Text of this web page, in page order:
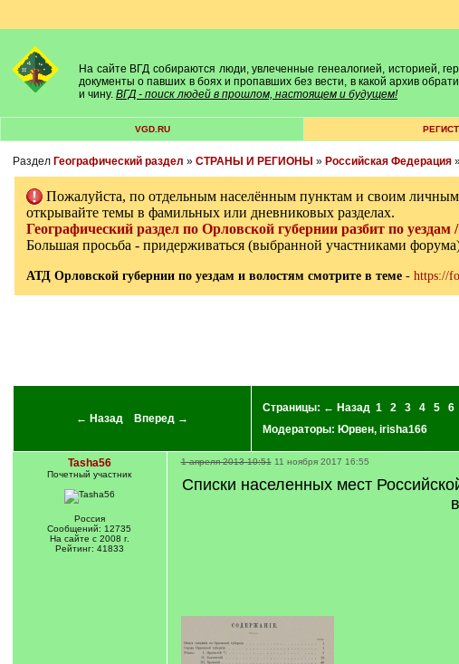
На сайте ВГД собираются люди, увлеченные генеалогией, историей,
документы о павших в боях и пропавших без вести, в какой архив
и чину. ВГД - поиск людей в прошлом, настоящем и будущем!
VGD.RU
Раздел Географический раздел » СТРАНЫ И РЕГИОНЫ » Российская Федерация
Пожалуйста, по отдельным населённым пунктам и своим
открывайте темы в фамильных или дневниковых разделах.
Географический раздел по Орловской губернии разбит по уездам
Большая просьба - придерживаться (выбранной участниками
АТД Орловской губернии по уездам и волостям смотрите в теме- https://
← Назад Вперед →
Страницы: ← Назад 1 2 3 4 5 6
Модераторы: Юрвен, irisha166
Tasha56
Почетный учаcтник
Россия
Сообщений: 12735
На сайте с 2008 г.
Рейтинг: 41833
1 апреля 2013 10:51 11 ноября 2017 16:55
Списки населенных мест